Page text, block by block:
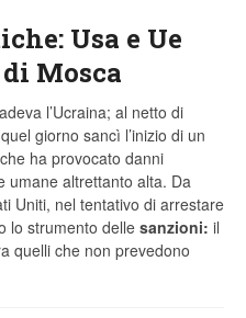
Usa e Ue
Mosca
l’Ucraina; al netto di
giorno sancì l’inizio di un
ha provocato danni
umane altrettanto alta. Da
Uniti, nel tentativo di arrestare
lo strumento delle sanzioni: il
quelli che non prevedono